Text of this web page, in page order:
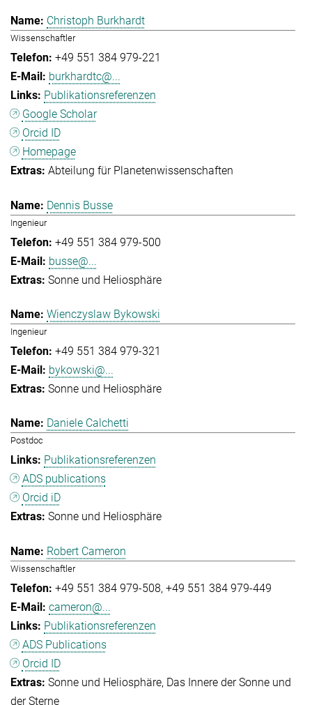
Christoph Burkhardt
Wissenschaftler
+49 551 384 979-221
burkhardtc@...
Publikationsreferenzen
Google Scholar
Orcid ID
Homepage
Abteilung für Planetenwissenschaften
Dennis Busse
Ingenieur
+49 551 384 979-500
busse@...
Sonne und Heliosphäre
Wienczyslaw Bykowski
Ingenieur
+49 551 384 979-321
bykowski@...
Sonne und Heliosphäre
Daniele Calchetti
Postdoc
Publikationsreferenzen
ADS publications
Orcid iD
Sonne und Heliosphäre
Robert Cameron
Wissenschaftler
+49 551 384 979-508 +49 551 384 979-449
cameron@...
Publikationsreferenzen
ADS Publications
Orcid ID
Sonne und Heliosphäre Das Innere der Sonne und
der Sterne